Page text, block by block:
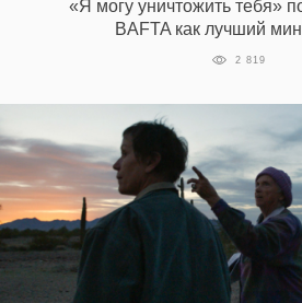
«Я могу уничтожить тебя»
BAFTA как лучший
2 819